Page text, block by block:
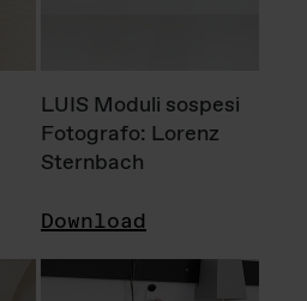
LUIS Moduli sospesi
Fotografo: Lorenz
Sternbach
Download